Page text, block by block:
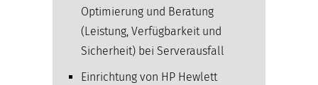
Optimierung und Beratung
(Leistung, Verfügbarkeit und
Sicherheit) bei Serverausfall
Einrichtung von HP Hewlett